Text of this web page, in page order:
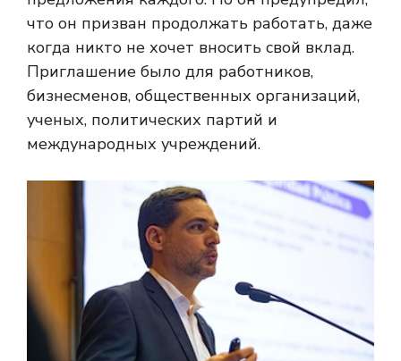
что он призван продолжать работать, даже
когда никто не хочет вносить свой вклад.
Приглашение было для работников,
бизнесменов, общественных организаций,
ученых, политических партий и
международных учреждений.